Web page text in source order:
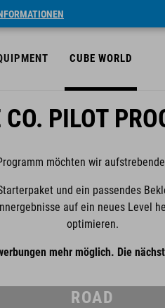
CUBE WORLD
CO. PILOT
möchten wir
und ein passendes
auf ein neues Level
optimieren.
mehr möglich. Die
ROAD